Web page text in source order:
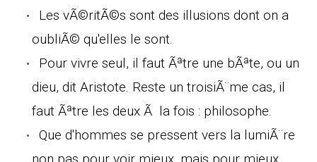
Les vÃ©ritÃ©s sont des illusions dont on a
oubliÃ© qu'elles le sont.
Pour vivre seul, il faut Ãªtre une bÃªte, ou un
dieu, dit Aristote. Reste un troisiÃ¨me cas, il
faut Ãªtre les deux Ã la fois : philosophe.
Que d'hommes se pressent vers la lumiÃ¨re
non pas pour voir mieux, mais pour mieux